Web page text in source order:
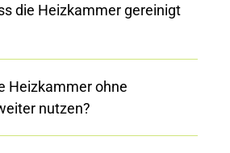
die Heizkammer gereinigt
Heizkammer ohne
nutzen?